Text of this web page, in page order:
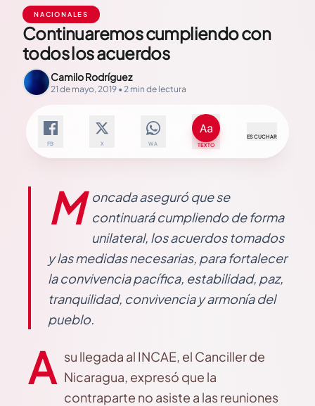
NACIONALES
Continuaremos cumpliendo con
todos los acuerdos
Camilo Rodríguez
21 de mayo, 2019 • 2 min de lectura
FB X WA TEXTO
ESCUCHAR
M
oncada aseguró que se
continuará cumpliendo de forma
unilateral, los acuerdos tomados
y las medidas necesarias, para fortalecer
la convivencia pacífica, estabilidad, paz,
tranquilidad, convivencia y armonía del
pueblo.
A su llegada al INCAE, el Canciller de
Nicaragua, expresó que la
contraparte no asiste a las reuniones